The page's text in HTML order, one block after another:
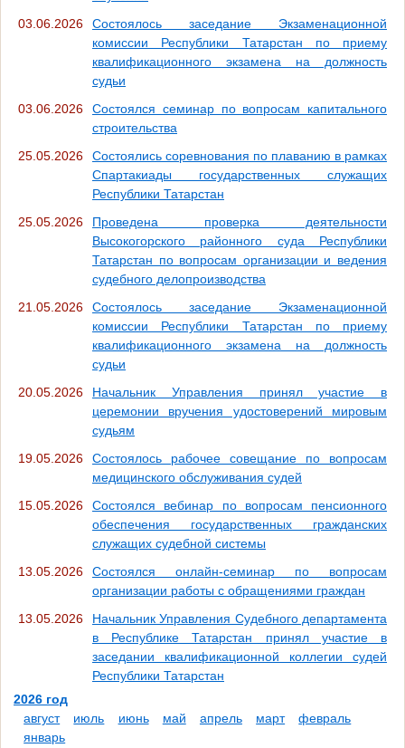
03.06.2026
Состоялось заседание Экзаменационной
комиссии Республики Татарстан по приему
квалификационного экзамена на должность
судьи
03.06.2026
Состоялся семинар по вопросам капитального
строительства
25.05.2026
Состоялись соревнования по плаванию в рамках
Спартакиады государственных служащих
Республики Татарстан
25.05.2026
Проведена проверка деятельности
Высокогорского районного суда Республики
Татарстан по вопросам организации и ведения
судебного делопроизводства
21.05.2026
Состоялось заседание Экзаменационной
комиссии Республики Татарстан по приему
квалификационного экзамена на должность
судьи
20.05.2026
Начальник Управления принял участие в
церемонии вручения удостоверений мировым
судьям
19.05.2026
Состоялось рабочее совещание по вопросам
медицинского обслуживания судей
15.05.2026
Состоялся вебинар по вопросам пенсионного
обеспечения государственных гражданских
служащих судебной системы
13.05.2026
Состоялся онлайн-семинар по вопросам
организации работы с обращениями граждан
13.05.2026
Начальник Управления Судебного департамента
в Республике Татарстан принял участие в
заседании квалификационной коллегии судей
Республики Татарстан
2026 год
август
июль июнь май апрель март
февраль
январь